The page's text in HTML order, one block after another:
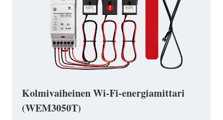
Kolmivaiheinen Wi-Fi-energiamittari
(WEM3050T)